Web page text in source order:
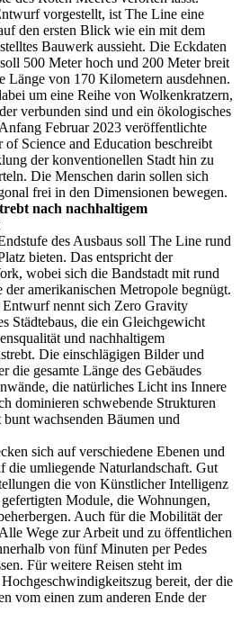
vorgestellt, ist The Line eine
den ersten Blick wie ein mit dem
Bauwerk aussieht. Die Eckdaten
500 Meter hoch und 200 Meter breit
Länge von 170 Kilometern ausdehnen.
um eine Reihe von Wolkenkratzern,
verbunden sind und ein ökologisches
Februar 2023 veröffentlichte
of Science and Education beschreibt
der konventionellen Stadt hin zu
Die Menschen darin sollen sich
frei in den Dimensionen bewegen.
nach nachhaltigem
des Ausbaus soll The Line rund
bieten. Das entspricht der
wobei sich die Bandstadt mit rund
amerikanischen Metropole begnügt.
nennt sich Zero Gravity
Städtebaus, die ein Gleichgewicht
und nachhaltigem
Die einschlägigen Bilder und
die gesamte Länge des Gebäudes
die natürliches Licht ins Innere
dominieren schwebende Strukturen
wachsenden Bäumen und
sich auf verschiedene Ebenen und
die umliegende Naturlandschaft. Gut
die von Künstlicher Intelligenz
Module, die Wohnungen,
Auch für die Mobilität der
Wege zur Arbeit und zu öffentlichen
von fünf Minuten per Pedes
Für weitere Reisen steht im
bereit, der die
vom einen zum anderen Ende der